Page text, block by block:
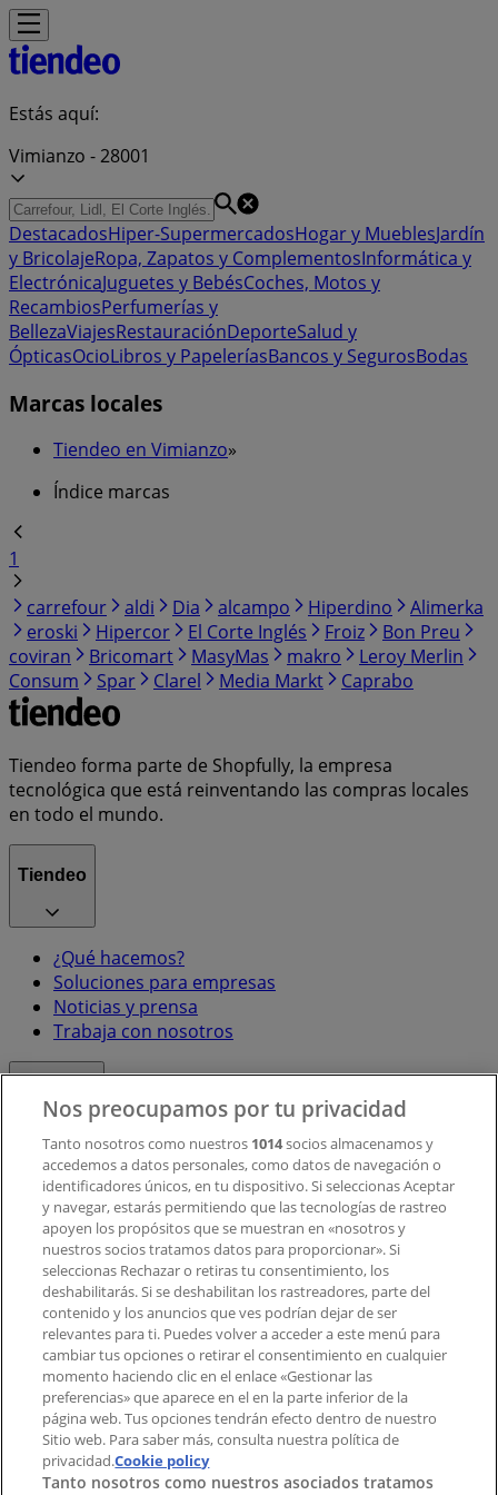
Estás aquí:
Vimianzo - 28001
DestacadosHiper-SupermercadosHogar y MueblesJardín
y BricolajeRopa, Zapatos y ComplementosInformática y
ElectrónicaJuguetes y BebésCoches, Motos y
RecambiosPerfumerías y
BellezaViajesRestauraciónDeporteSalud y
ÓpticasOcioLibros y PapeleríasBancos y SegurosBodas
Marcas locales
Tiendeo en Vimianzo»
Índice marcas
1
carrefour
aldi Dia alcampo Hiperdino
Alimerka
eroski
Hipercor El Corte Inglés Froiz
Bon Preu
coviran
Bricomart MasyMas makro
Leroy Merlin
Consum
Spar Clarel Media Markt Caprabo
Tiendeo forma parte de Shopfully, la empresa
tecnológica que está reinventando las compras locales
en todo el mundo.
Tiendeo
¿Qué hacemos?
Soluciones para empresas
Noticias y prensa
Trabaja con nosotros
Contacto comercial y de marketing
Tienda mal colocada en el mapa
Notificar un folleto
¿Encontraste un problema en la web o en la
aplicación?
Índices
Marcas
Marcas locales
Negocios
Negocios cercanos
Nos preocupamos por tu privacidad
Tanto nosotros como nuestros 1014socios almacenamos y
accedemos a datos personales, como datos de navegación o
identificadores únicos, en tu dispositivo. Si seleccionas Aceptar
y navegar, estarás permitiendo que las tecnologías de rastreo
apoyen los propósitos que se muestran en «nosotros y
nuestros socios tratamos datos para proporcionar». Si
seleccionas Rechazar o retiras tu consentimiento, los
deshabilitarás. Si se deshabilitan los rastreadores, parte del
contenido y los anuncios que ves podrían dejar de ser
relevantes para ti. Puedes volver a acceder a este menú para
cambiar tus opciones o retirar el consentimiento en cualquier
momento haciendo clic en el enlace «Gestionar las
preferencias» que aparece en el en la parte inferior de la
página web. Tus opciones tendrán efecto dentro de nuestro
Sitio web. Para saber más, consulta nuestra política de
privacidad.Cookie policy
Tanto nosotros como nuestros asociados tratamos